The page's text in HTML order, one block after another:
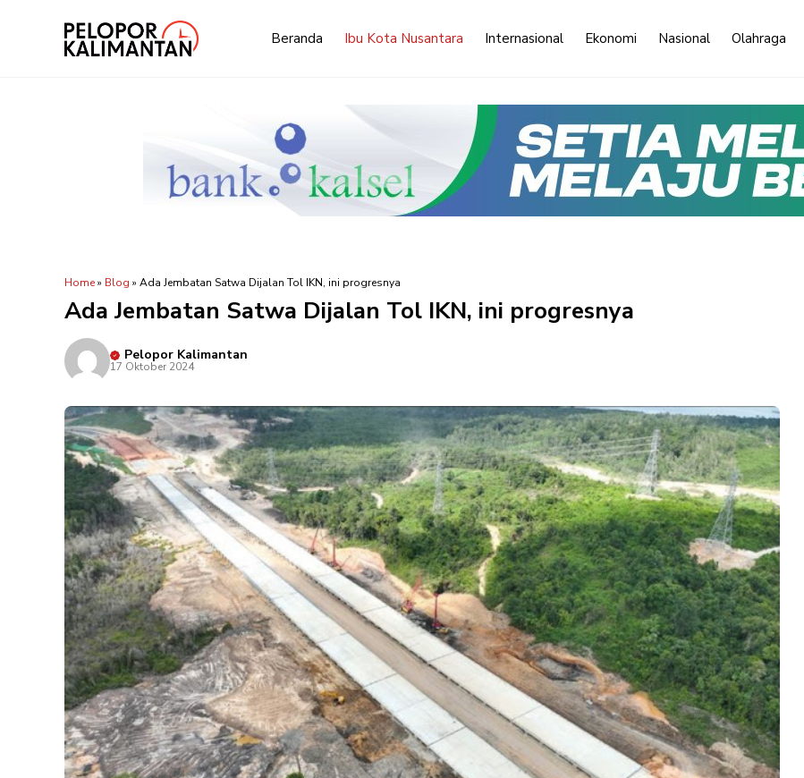
Beranda Ibu Kota Nusantara Internasional Ekonomi Nasional Olahraga
Home» Blog » Ada Jembatan Satwa Dijalan Tol IKN, ini progresnya
Ada Jembatan Satwa Dijalan Tol IKN, ini progresnya
Pelopor Kalimantan
17 Oktober 2024